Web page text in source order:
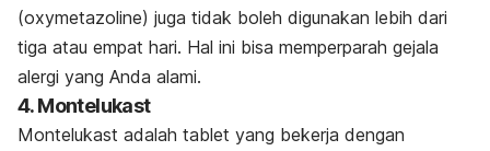
(oxymetazoline) juga tidak boleh digunakan lebih dari
tiga atau empat hari. Hal ini bisa memperparah gejala
alergi yang Anda alami.
4. Montelukast
Montelukast adalah tablet yang bekerja dengan